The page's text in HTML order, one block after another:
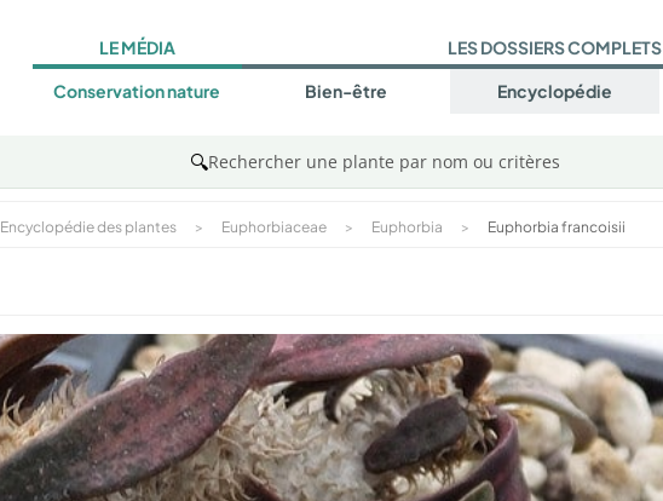
LE MÉDIA
Conservation nature
LES DOSSIERS COMPLETS
Bien-être Encyclopédie
🔍Rechercher une plante par nom ou critères
Encyclopédie des plantes > Euphorbiaceae > Euphorbia > Euphorbia francoisii